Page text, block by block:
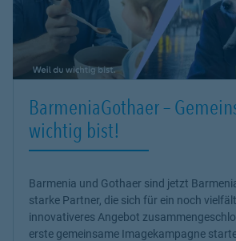
BarmeniaGothaer –
wichtig bist!
Barmenia und Gothaer sind jetzt
starke Partner, die sich für ein noch
innovativeres Angebot
erste gemeinsame Imagekampagne